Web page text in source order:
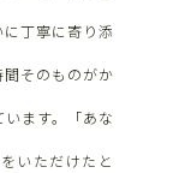
丁寧に寄り添
そのものがか
ます。「あな
いただけたと